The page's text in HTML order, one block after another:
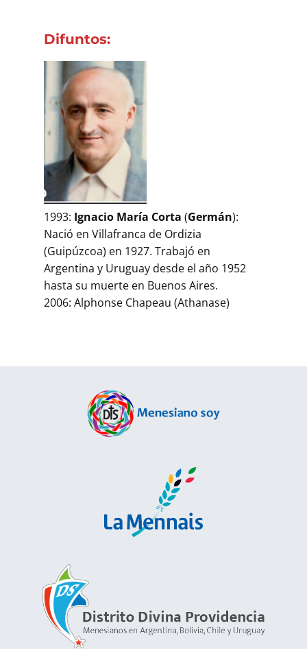
Difuntos:
1993: Ignacio María Corta (Germán):
Nació en Villafranca de Ordizia
(Guipúzcoa) en 1927. Trabajó en
Argentina y Uruguay desde el año 1952
hasta su muerte en Buenos Aires.
2006: Alphonse Chapeau (Athanase)